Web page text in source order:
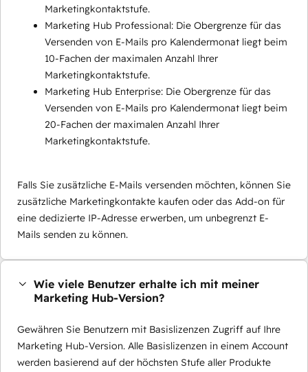
Marketingkontaktstufe.
Marketing Hub Professional: Die Obergrenze für das
Versenden von E-Mails pro Kalendermonat liegt beim
10-Fachen der maximalen Anzahl Ihrer
Marketingkontaktstufe.
Marketing Hub Enterprise: Die Obergrenze für das
Versenden von E-Mails pro Kalendermonat liegt beim
20-Fachen der maximalen Anzahl Ihrer
Marketingkontaktstufe.
Falls Sie zusätzliche E-Mails versenden möchten, können Sie
zusätzliche Marketingkontakte kaufen oder das Add-on für
eine dedizierte IP-Adresse erwerben, um unbegrenzt E-
Mails senden zu können.
Wie viele Benutzer erhalte ich mit meiner
Marketing Hub-Version?
Gewähren Sie Benutzern mit Basislizenzen Zugriff auf Ihre
Marketing Hub-Version. Alle Basislizenzen in einem Account
werden basierend auf der höchsten Stufe aller Produkte